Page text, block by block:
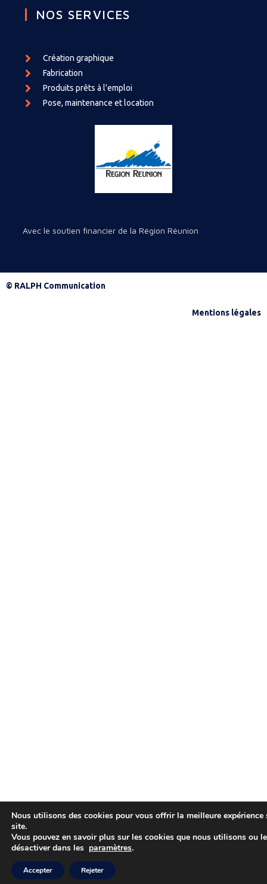
NOS SERVICES
Création graphique
Fabrication
Produits prêts à l'emploi
Pose, maintenance et location
Avec le soutien financier de la Région Réunion
© RALPH Communication
Mentions légales
Nous utilisons des cookies pour vous offrir la meilleure expérience
site.
Vous pouvez en savoir plus sur les cookies que nous utilisons ou
désactiver dans les paramètres.
Accepter Rejeter